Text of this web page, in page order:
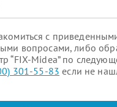
с
вопросами, либо
“FIX-Midea” по
301-55-83 если не